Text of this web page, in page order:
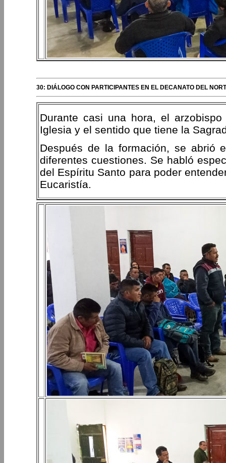
30: DIÁLOGO CON PARTICIPANTES EN EL DECANATO DEL
Durante casi una hora, el
Iglesia y el sentido que tiene la
Después de la formación, se abrió
diferentes cuestiones. Se habló
del Espíritu Santo para poder
Eucaristía.